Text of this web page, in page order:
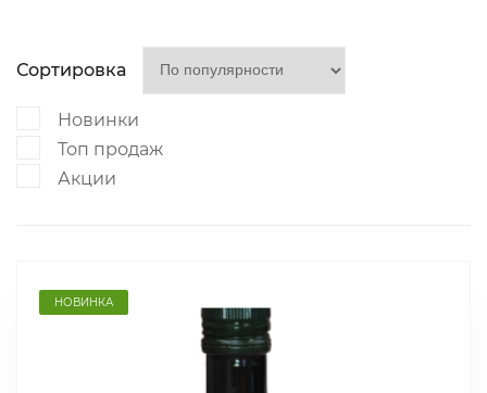
Новинки
Топ продаж
Акции
Сортировка
НОВИНКА